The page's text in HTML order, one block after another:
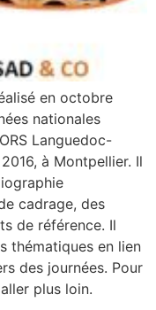
en octobre
nationales
Languedoc-
à Montpellier. Il
cadrage, des
de référence. Il
thématiques en lien
des journées. Pour
plus loin.